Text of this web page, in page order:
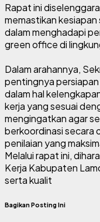
Rapat ini
memastikan
dalam menghadapi
green office di
Dalam arahannya,
pentingnya
dalam hal
kerja yang sesuai
mengingatkan agar
berkoordinasi secara
penilaian yang
Melalui rapat ini,
Kerja Kabupaten
serta kualit
Bagikan Posting Ini